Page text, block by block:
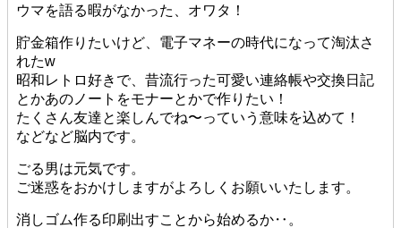
ウマを語る暇がなかった、オワタ！
貯金箱作りたいけど、電子マネーの時代になって淘汰さ
れたw
昭和レトロ好きで、昔流行った可愛い連絡帳や交換日記
とかあのノートをモナーとかで作りたい！
たくさん友達と楽しんでね〜っていう意味を込めて！
などなど脳内です。
ごる男は元気です。
ご迷惑をおかけしますがよろしくお願いいたします。
消しゴム作る印刷出すことから始めるか‥。